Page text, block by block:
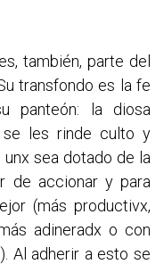
también, parte del
transfondo es la fe
panteón: la diosa
les rinde culto y
sea dotado de la
de accionar y para
(más productivx,
adineradx o con
Al adherir a esto se